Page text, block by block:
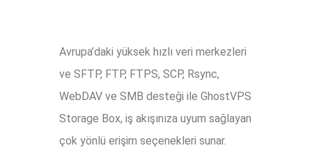
Avrupa’daki yüksek hızlı veri merkezleri
ve SFTP, FTP, FTPS, SCP, Rsync,
WebDAV ve SMB desteği ile GhostVPS
Storage Box, iş akışınıza uyum sağlayan
çok yönlü erişim seçenekleri sunar.